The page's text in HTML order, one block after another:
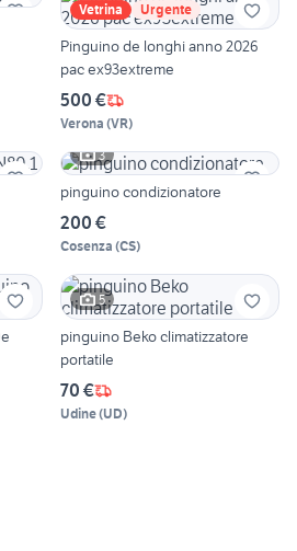
Vetrina Urgente
Pinguino de longhi anno 2026
pac ex93extreme
500 €
Verona (VR)
3
pinguino condizionatore
200 €
Cosenza (CS)
5
pinguino Beko climatizzatore
portatile
70 €
Udine(UD)